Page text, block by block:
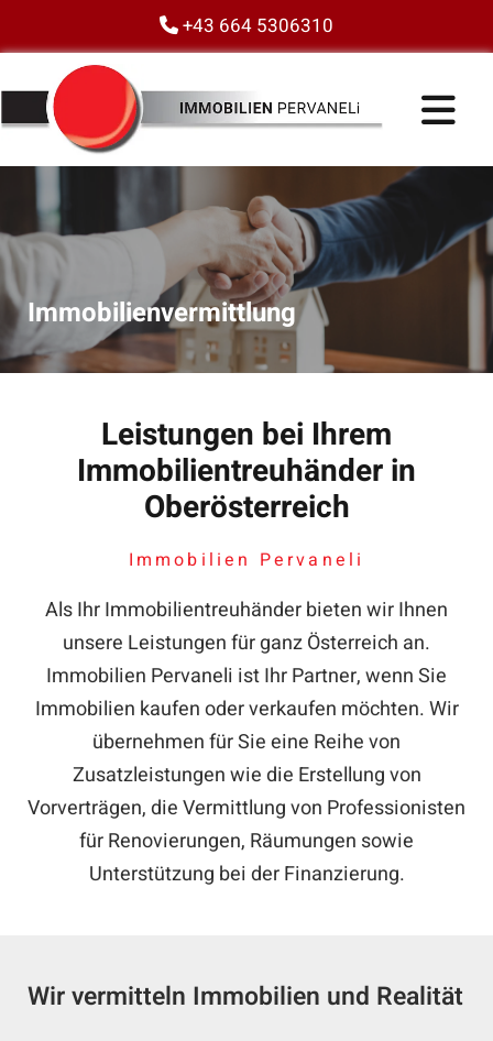
 +43 664 5306310
Immobilienvermittlung
Leistungen bei Ihrem
Immobilientreuhänder in
Oberösterreich
Immobilien Pervaneli
Als Ihr Immobilientreuhänder bieten wir Ihnen
unsere Leistungen für ganz Österreich an.
Immobilien Pervaneli ist Ihr Partner, wenn Sie
Immobilien kaufen oder verkaufen möchten. Wir
übernehmen für Sie eine Reihe von
Zusatzleistungen wie die Erstellung von
Vorverträgen, die Vermittlung von Professionisten
für Renovierungen, Räumungen sowie
Unterstützung bei der Finanzierung.
Wir vermitteln Immobilien und Realität